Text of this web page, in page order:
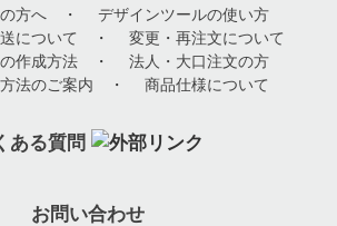
方へ ・ デザインツールの使い方
について
・ 変更・再注文について
作成方法 ・ 法人・大口注文の方
法のご案内 ・ 商品仕様について
ある質問
お問い合わせ